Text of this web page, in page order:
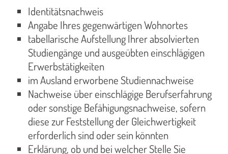
Identitätsnachweis
Angabe Ihres gegenwärtigen Wohnortes
tabellarische Aufstellung Ihrer absolvierten
Studiengänge und ausgeübten einschlägigen
Erwerbstätigkeiten
im Ausland erworbene Studiennachweise
Nachweise über einschlägige Berufserfahrung
oder sonstige Befähigungsnachweise, sofern
diese zur Feststellung der Gleichwertigkeit
erforderlich sind oder sein könnten
Erklärung, ob und bei welcher Stelle Sie